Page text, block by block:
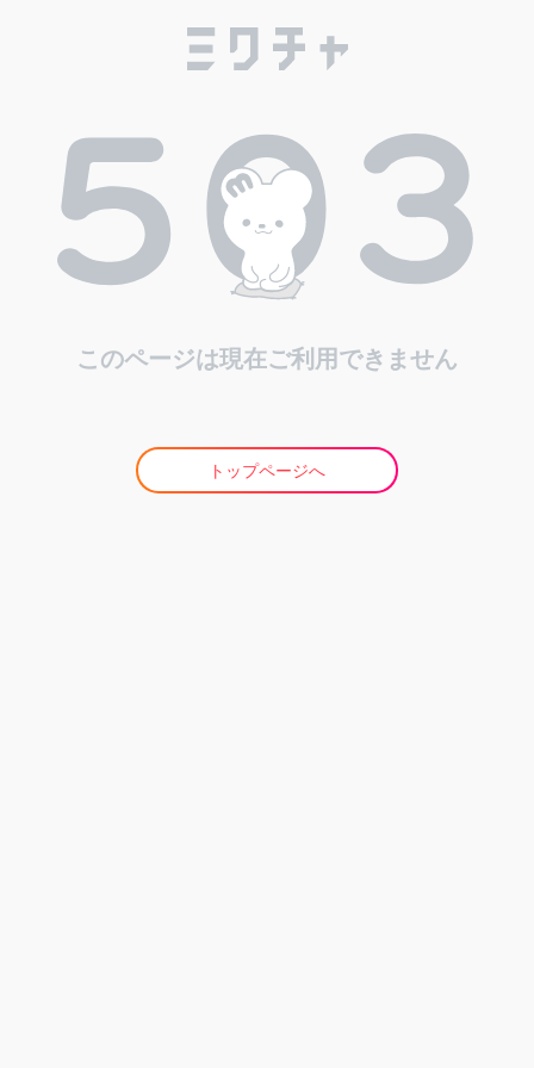
このページは現在ご利用できません